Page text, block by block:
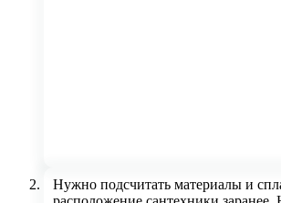
Нужно подсчитать материалы и